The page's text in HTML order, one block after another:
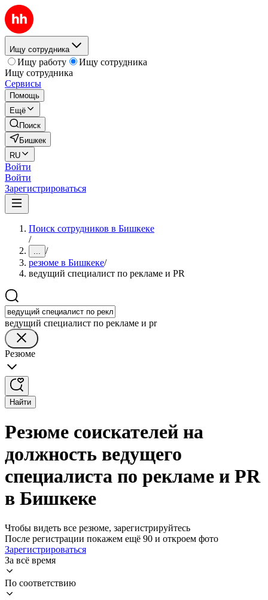
Ищу сотрудника
Ищу работу
Ищу сотрудника
Ищу сотрудника
Сервисы
Помощь
Ещё
Поиск
Бишкек
RU
Войти
Войти
Зарегистрироваться
Поиск сотрудников в Бишкеке
/
... /
резюме в Бишкеке/
ведущий специалист по рекламе и PR
ведущий специалист по рекламе и pr
Резюме
Найти
Резюме соискателей на
должность ведущего
специалиста по рекламе и PR
в Бишкеке
Чтобы видеть все резюме, зарегистрируйтесь
После регистрации покажем ещё 90 и откроем фото
Зарегистрироваться
За всё время
По соответствию